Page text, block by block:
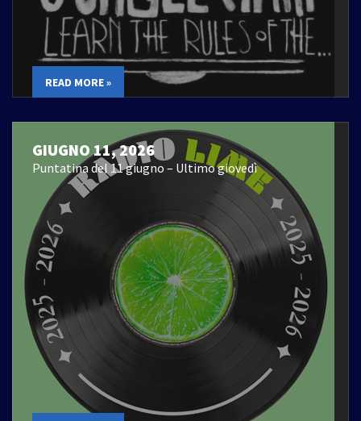
READ MORE »
GIUGNO 11, 2026
Puntatina del 11 giugno – Ultimo giovedì